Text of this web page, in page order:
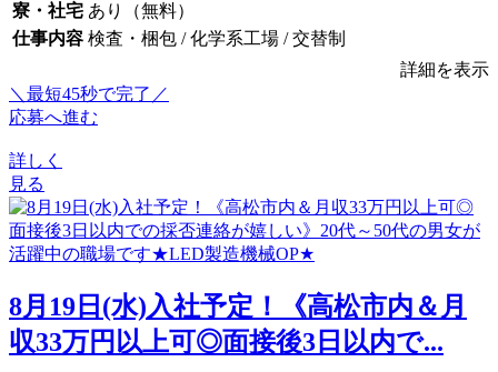
寮・社宅 あり（無料）
仕事内容 検査・梱包 / 化学系工場 / 交替制
詳細を表示
＼最短45秒で完了／
応募へ進む
詳しく
見る
8月19日(水)入社予定！《高松市内＆月
収33万円以上可◎面接後3日以内で...